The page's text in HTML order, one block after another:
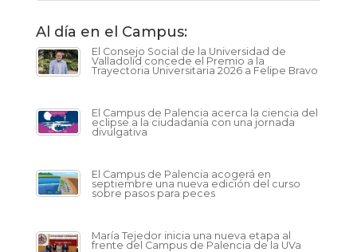
Al día en el Campus:
El Consejo Social de la Universidad de
Valladolid concede el Premio a la
Trayectoria Universitaria 2026 a Felipe Bravo
El Campus de Palencia acerca la ciencia del
eclipse a la ciudadanía con una jornada
divulgativa
El Campus de Palencia acogerá en
septiembre una nueva edición del curso
sobre pasos para peces
María Tejedor inicia una nueva etapa al
frente del Campus de Palencia de la UVa